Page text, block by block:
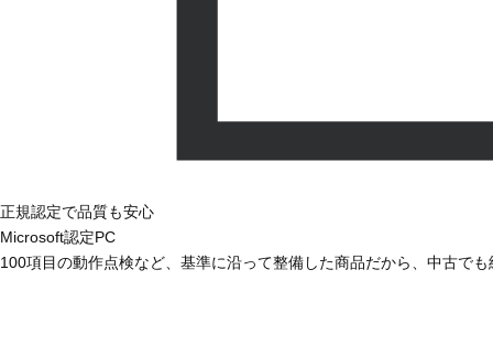
正規認定で品質も安心
Microsoft認定PC
100項目の動作点検など、基準に沿って整備した商品だから、中古で